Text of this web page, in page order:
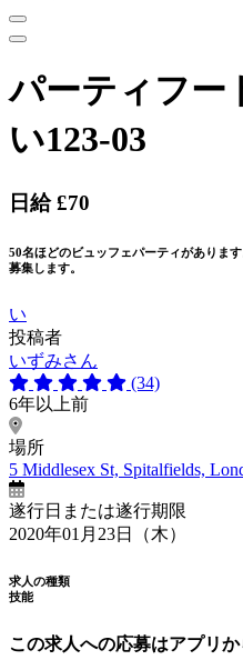
パーティフー
い123-03
日給 £70
50名ほどのビュッフェパーティがありま
募集します。
い
投稿者
いずみさん
(34)
6年以上前
場所
5 Middlesex St, Spitalfields,
遂行日または遂行期限
2020年01月23日（木）
求人の種類
技能
この求人への応募はアプリか